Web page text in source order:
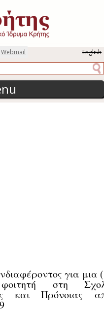
English
Webmail
για μια
στη
και Πρόνοιας